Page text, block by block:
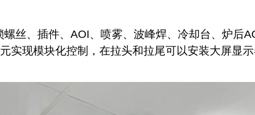
丝、插件、AOI、喷雾、波峰焊、冷却台、炉后
实现模块化控制，在拉头和拉尾可以安装大屏显